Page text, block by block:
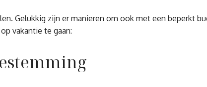
Gelukkig zijn er manieren om ook met een beperkt
vakantie te gaan: